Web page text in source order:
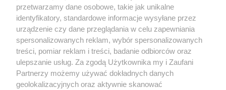
Kultura
X Facebook Instagram Youtube
przetwarzamy dane osobowe, takie jak unikalne
identyfikatory, standardowe informacje wysyłane przez
urządzenie czy dane przeglądania w celu zapewniania
spersonalizowanych reklam, wybór spersonalizowanych
treści, pomiar reklam i treści, badanie odbiorców oraz
ulepszanie usług. Za zgodą Użytkownika my i Zaufani
Partnerzy możemy używać dokładnych danych
geolokalizacyjnych oraz aktywnie skanować